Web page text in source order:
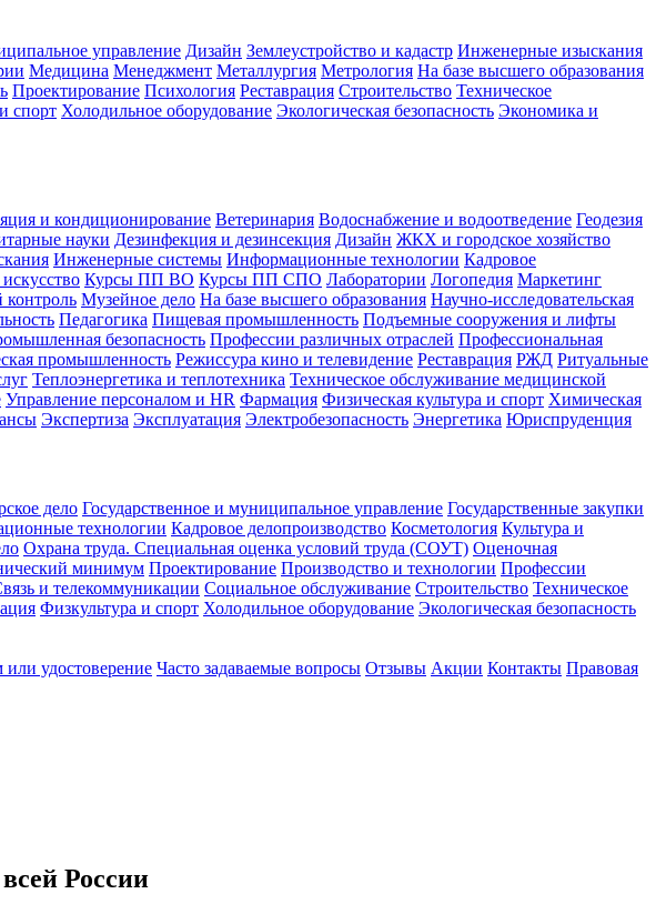
управление Дизайн Землеустройство и кадастр Инженерные изыскания
Медицина Менеджмент Металлургия Метрология На базе высшего образования
Проектирование Психология Реставрация Строительство Техническое
спорт Холодильное оборудование Экологическая безопасность Экономика и
и кондиционирование Ветеринария Водоснабжение и водоотведение Геодезия
науки Дезинфекция и дезинсекция Дизайн ЖКХ и городское хозяйство
Инженерные системы Информационные технологии Кадровое
Курсы ПП ВО Курсы ПП СПО Лаборатории Логопедия Маркетинг
контроль Музейное дело На базе высшего образования Научно-исследовательская
Педагогика Пищевая промышленность Подъемные сооружения и лифты
безопасность Профессии различных отраслей Профессиональная
промышленность Режиссура кино и телевидение Реставрация РЖД Ритуальные
Теплоэнергетика и теплотехника Техническое обслуживание медицинской
Управление персоналом и HR Фармация Физическая культура и спорт Химическая
Экспертиза Эксплуатация Электробезопасность Энергетика Юриспруденция
дело Государственное и муниципальное управление Государственные закупки
технологии Кадровое делопроизводство Косметология Культура и
Охрана труда. Специальная оценка условий труда (СОУТ) Оценочная
минимум Проектирование Производство и технологии Профессии
и телекоммуникации Социальное обслуживание Строительство Техническое
Физкультура и спорт Холодильное оборудование Экологическая безопасность
удостоверение Часто задаваемые вопросы Отзывы Акции Контакты Правовая
России